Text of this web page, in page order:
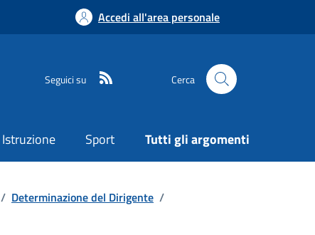
Accedi all'area personale
Seguici su Cerca
Istruzione Sport Tutti gli argomenti
/ Determinazione del Dirigente /